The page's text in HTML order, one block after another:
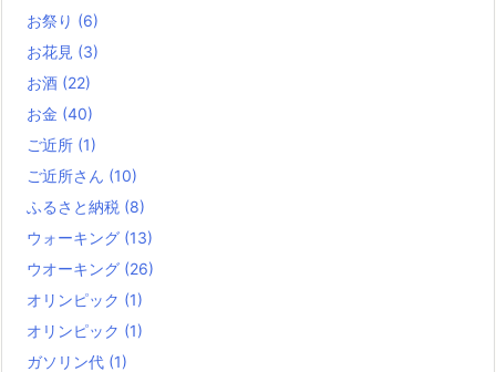
お祭り (6)
お花見 (3)
お酒 (22)
お金 (40)
ご近所 (1)
ご近所さん (10)
ふるさと納税 (8)
ウォーキング (13)
ウオーキング (26)
オリンピック (1)
オリンピック (1)
ガソリン代 (1)